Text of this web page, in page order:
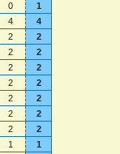
0
1
4
4
2
2
2
2
2
2
2
2
2
2
2
2
2
2
1
1